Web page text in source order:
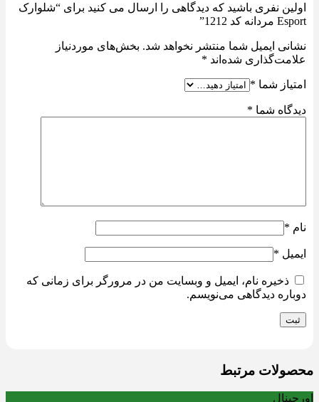
اولین نفری باشید که دیدگاهی را ارسال می کنید برای “شلوارک
Esport مردانه کد 1212”
نشانی ایمیل شما منتشر نخواهد شد. بخش‌های موردنیاز
علامت‌گذاری شده‌اند *
امتیاز شما *
دیدگاه شما *
نام *
ایمیل *
ذخیره نام، ایمیل و وبسایت من در مرورگر برای زمانی که
دوباره دیدگاهی می‌نویسم.
محصولات مرتبط
اورجینال